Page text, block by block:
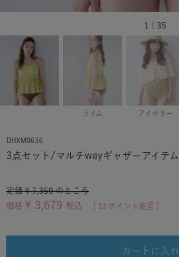
1 | 35
ライム アイボリー
DHXM0636
3点セット/マルチwayギャザーアイテ
定価 ¥ 7,359 のところ
価格 ¥ 3,679 税込 33 ポイント進呈 ]
カートに入